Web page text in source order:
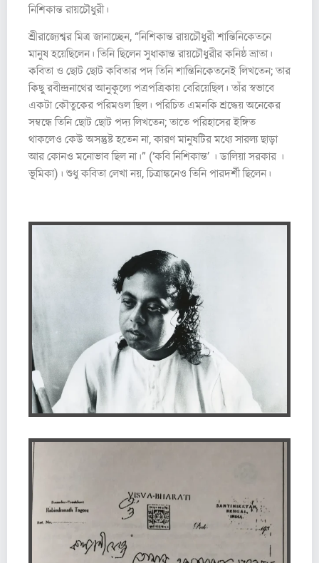
নিশিকান্ত রায়চৌধুরী।
শ্রীরাজ্যেশ্বর মিত্র জানাচ্ছেন, “নিশিকান্ত রায়চৌধুরী শান্তিনিকেতনে
মানুষ হয়েছিলেন। তিনি ছিলেন সুধাকান্ত রায়চৌধুরীর কনিষ্ঠ ভ্রাতা।
কবিতা ও ছোট ছোট কবিতার পদ তিনি শান্তিনিকেতনেই লিখতেন; তার
কিছু রবীন্দ্রনাথের আনুকূল্যে পত্রপত্রিকায় বেরিয়েছিল। তাঁর স্বভাবে
একটা কৌতুকের পরিমণ্ডল ছিল। পরিচিত এমনকি শ্রদ্ধেয় অনেকের
সম্বন্ধে তিনি ছোট ছোট পদ্য লিখতেন; তাতে পরিহাসের ইঙ্গিত
থাকলেও কেউ অসন্তুষ্ট হতেন না, কারণ মানুষটির মধ্যে সারল্য ছাড়া
আর কোনও মনোভাব ছিল না।” (‘কবি নিশিকান্ত’ । ডালিয়া সরকার ।
ভূমিকা)। শুধু কবিতা লেখা নয়, চিত্রাঙ্কনেও তিনি পারদর্শী ছিলেন।